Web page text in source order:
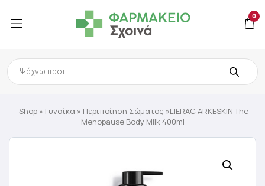
0
Products
search
Shop » Γυναίκα » Περιποίηση Σώματος »LIERAC ARKESKIN The
Menopause Body Milk 400ml